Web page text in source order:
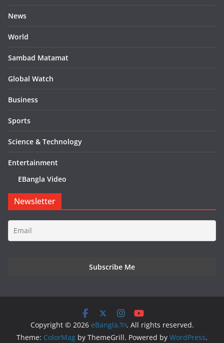
News
World
Sambad Matamat
Global Watch
Business
Sports
Science & Technology
Entertainment
EBangla Video
Newsletter
Copyright © 2026 eBangla.ইন. All rights reserved.
Theme: ColorMag by ThemeGrill. Powered by WordPress.